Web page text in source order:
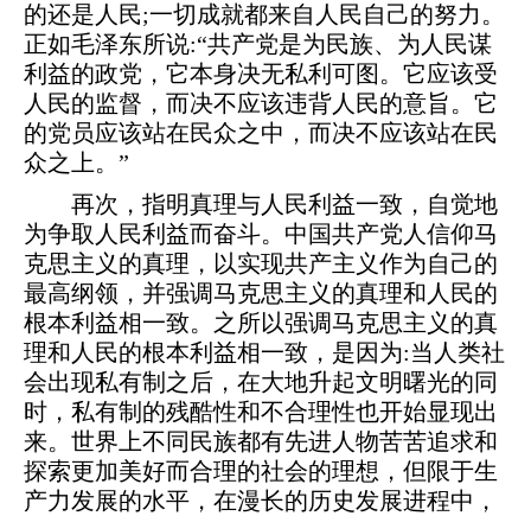
的还是人民;一切成就都来自人民自己的努力。
正如毛泽东所说:“共产党是为民族、为人民谋
利益的政党，它本身决无私利可图。它应该受
人民的监督，而决不应该违背人民的意旨。它
的党员应该站在民众之中，而决不应该站在民
众之上。”
再次，指明真理与人民利益一致，自觉地
为争取人民利益而奋斗。中国共产党人信仰马
克思主义的真理，以实现共产主义作为自己的
最高纲领，并强调马克思主义的真理和人民的
根本利益相一致。之所以强调马克思主义的真
理和人民的根本利益相一致，是因为:当人类社
会出现私有制之后，在大地升起文明曙光的同
时，私有制的残酷性和不合理性也开始显现出
来。世界上不同民族都有先进人物苦苦追求和
探索更加美好而合理的社会的理想，但限于生
产力发展的水平，在漫长的历史发展进程中，